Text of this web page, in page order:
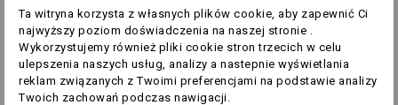
System zwiększa przyczepność i zwinność, by
umożliwiać wykonywanie nieprzewidywalnych
zmian tempa i kierunku. Odpowiednie do
stosowania na twardych powierzchniach
naturalnych i na sztucznej trawie (4G).
Ta witryna korzysta z własnych plików cookie, aby zapewnić Ci
najwyższy poziom doświadczenia na naszej stronie .
Wykorzystujemy również pliki cookie stron trzecich w celu
ulepszenia naszych usług, analizy a nastepnie wyświetlania
reklam związanych z Twoimi preferencjami na podstawie analizy
Twoich zachowań podczas nawigacji.